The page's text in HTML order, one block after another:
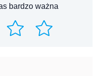
bardzo ważna